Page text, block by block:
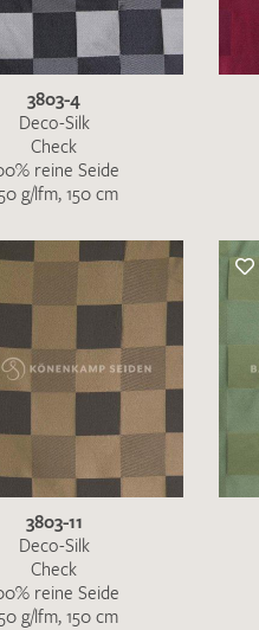
dass meine
DieDatenschutzbestimmungen
3803-4
Deco-Silk
Check
reine Seide
g/lfm, 150 cm
3803-11
Deco-Silk
Check
reine Seide
g/lfm, 150 cm